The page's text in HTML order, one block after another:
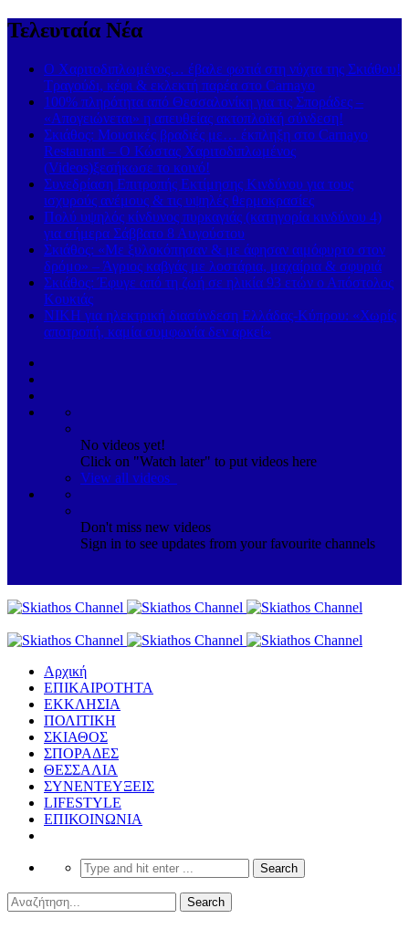
Τελευταία Νέα
Ο Χαριτοδιπλωμένος… έβαλε φωτιά στη νύχτα της Σκιάθου!
Τραγούδι, κέφι & εκλεκτή παρέα στο Carnayo
100% πληρότητα από Θεσσαλονίκη για τις Σποράδες –
«Απογειώνεται» η απευθείας ακτοπλοϊκή σύνδεση!
Σκιάθος: Μουσικές βραδιές με… έκπληξη στο Carnayo
Restaurant – Ο Κώστας Χαριτοδιπλωμένος
(Videos)ξεσήκωσε το κοινό!
Συνεδρίαση Επιτροπής Εκτίμησης Κινδύνου για τους
ισχυρούς ανέμους & τις υψηλές θερμοκρασίες
Πολύ υψηλός κίνδυνος πυρκαγιάς (κατηγορία κινδύνου 4)
για σήμερα Σάββατο 8 Αυγούστου
Σκιάθος: «Με ξυλοκόπησαν & με άφησαν αιμόφυρτο στον
δρόμο» – Άγριος καβγάς με λοστάρια, μαχαίρια & σφυριά
Σκιάθος: Έφυγε από τη ζωή σε ηλικία 93 ετών ο Απόστολος
Κουκιάς
ΝΙΚΗ για ηλεκτρική διασύνδεση Ελλάδας-Κύπρου: «Χωρίς
αποτροπή, καμία συμφωνία δεν αρκεί»
No videos yet!
Click on "Watch later" to put videos here
View all videos
Don't miss new videos
Sign in to see updates from your favourite channels
Αρχική
ΕΠΙΚΑΙΡΟΤΗΤΑ
ΕΚΚΛΗΣΙΑ
ΠΟΛΙΤΙΚΗ
ΣΚΙΑΘΟΣ
ΣΠΟΡΑΔΕΣ
ΘΕΣΣΑΛΙΑ
ΣΥΝΕΝΤΕΥΞΕΙΣ
LIFESTYLE
ΕΠΙΚΟΙΝΩΝΙΑ